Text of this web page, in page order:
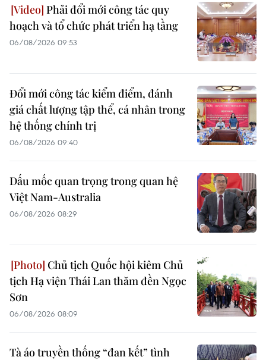
Phải đổi mới công tác quy
hoạch và tổ chức phát triển hạ tầng
06/08/2026 09:53
Đổi mới công tác kiểm điểm, đánh
giá chất lượng tập thể, cá nhân trong
hệ thống chính trị
06/08/2026 09:40
Dấu mốc quan trọng trong quan hệ
Việt Nam-Australia
06/08/2026 08:29
Chủ tịch Quốc hội kiêm Chủ
tịch Hạ viện Thái Lan thăm đền Ngọc
Sơn
06/08/2026 08:09
Tà áo truyền thống “đan kết” tình